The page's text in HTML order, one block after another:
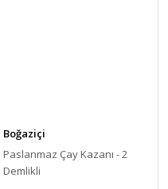
Boğaziçi
Paslanmaz Çay Kazanı - 2
Demlikli